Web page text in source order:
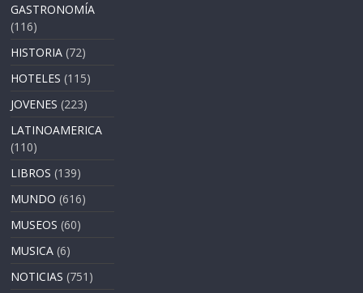
GASTRONOMÍA
(116)
HISTORIA (72)
HOTELES (115)
JOVENES (223)
LATINOAMERICA
(110)
LIBROS (139)
MUNDO (616)
MUSEOS (60)
MUSICA (6)
NOTICIAS (751)